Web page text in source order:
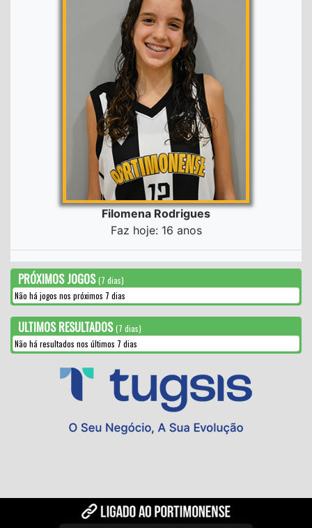
Filomena Rodrigues
Faz hoje: 16 anos
PRÓXIMOS JOGOS(7 dias)
Não há jogos nos próximos 7 dias
ULTIMOS RESULTADOS(7 dias)
Não há resultados nos últimos 7 dias